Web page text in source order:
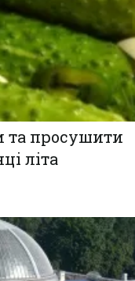
та просушити
літа